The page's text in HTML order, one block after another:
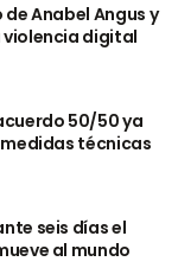
Anabel Angus y
violencia digital
50/50 ya
técnicas
seis días el
al mundo